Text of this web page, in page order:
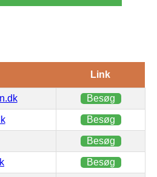
Link
Besøg
Besøg
Besøg
Besøg